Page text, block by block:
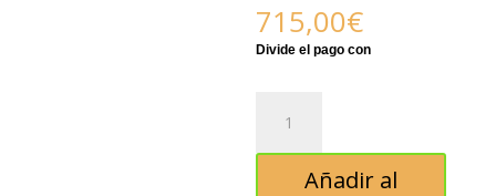
715,00€
Viaje
al
CaminoAñadir al